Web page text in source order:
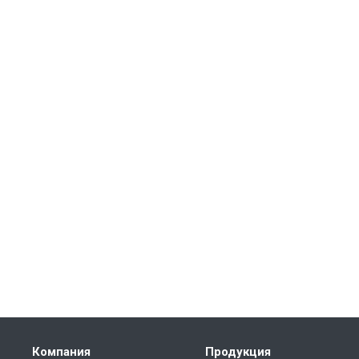
Компания Продукция